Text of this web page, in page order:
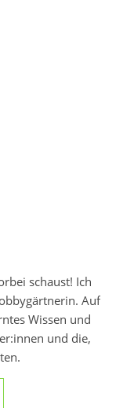
schaust! Ich
Auf
Wissen und
und die,